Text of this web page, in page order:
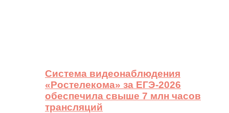
Система видеонаблюдения
«Ростелекома» за ЕГЭ-2026
обеспечила свыше 7 млн часов
трансляций